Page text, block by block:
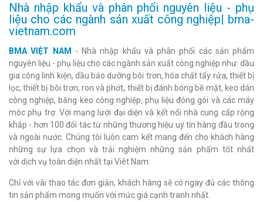
Nhà nhập khẩu và phân phối nguyên liệu - phụ
liệu cho các ngành sản xuất công nghiệp| bma-
vietnam.com
BMA VIỆT NAM
- Nhà nhập khẩu và phân phối các sản phẩm
nguyên liệu - phụ liệu cho các ngành sản xuất công nghiệp như: dầu
gia công linh kiện, dầu bảo dưỡng bôi trơn, hóa chất tẩy rửa, thiết bị
lọc, thiết bị bôi trơn, ron và phớt, thiết bị đánh bóng bề mặt, keo dán
công nghiệp, băng keo công nghiệp, phụ liệu đóng gói và các máy
móc phụ trợ. Với mạng lưới đại diện và kết nối nhà cung cấp rộng
khắp - hơn 100 đối tác từ những thương hiệu uy tín hàng đầu trong
và ngoài nước. Chúng tôi luôn cam kết mang đến cho khách hàng
những sự lựa chọn và trải nghiệm những sản phẩm tốt nhất
với dịch vụ toàn diện nhất tại Viêt Nam.
Chỉ với vài thao tác đơn giản, khách hàng sẽ có ngay đủ các thông
tin sản phẩm mong muốn với mức giá cạnh tranh nhất.